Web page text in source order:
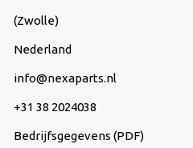
(Zwolle)
Nederland
info@nexaparts.nl
+31 38 2024038
Bedrijfsgegevens (PDF)